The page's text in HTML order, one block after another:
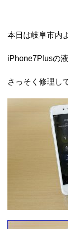
本日は岐阜市内
iPhone7Plusの
さっそく修理し